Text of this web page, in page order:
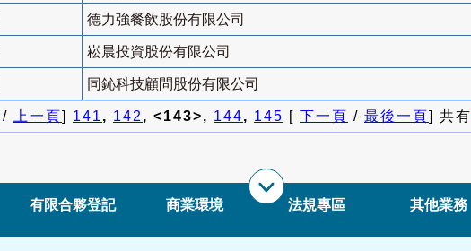
德力強餐飲股份有限公司
崧晨投資股份有限公司
同鈊科技顧問股份有限公司
/ 上一頁] 141, 142, <143>, 144, 145 [ 下一頁 / 最後一頁] 共有
有限合夥登記 商業環境 法規專區 其他業務